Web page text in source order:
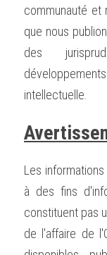
communauté et
que nous
des
intellectuelle.
Les
à des fins
constituent pas
de l'affaire de